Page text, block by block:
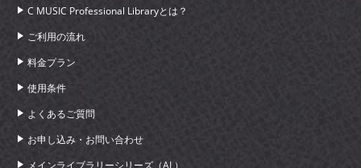
C MUSIC Professional Libraryとは？
ご利用の流れ
料金プラン
使用条件
よくあるご質問
お申し込み・お問い合わせ